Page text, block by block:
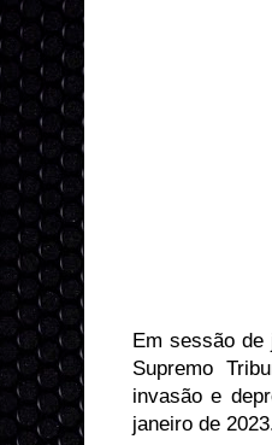
Em sessão de
Supremo
invasão e
janeiro de